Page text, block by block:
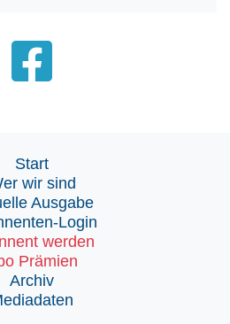
Start
wir sind
Ausgabe
Login
werden
Prämien
Archiv